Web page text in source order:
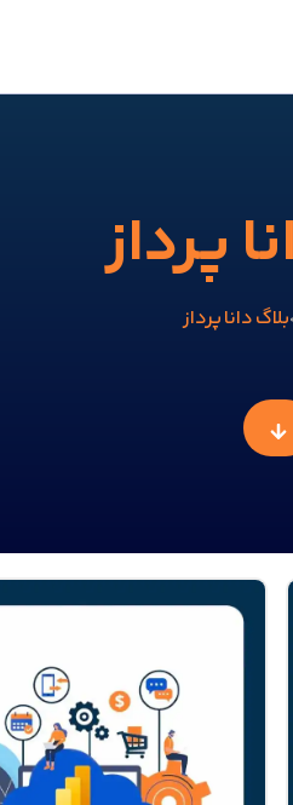
پرداز
بلاگ دانا پرداز